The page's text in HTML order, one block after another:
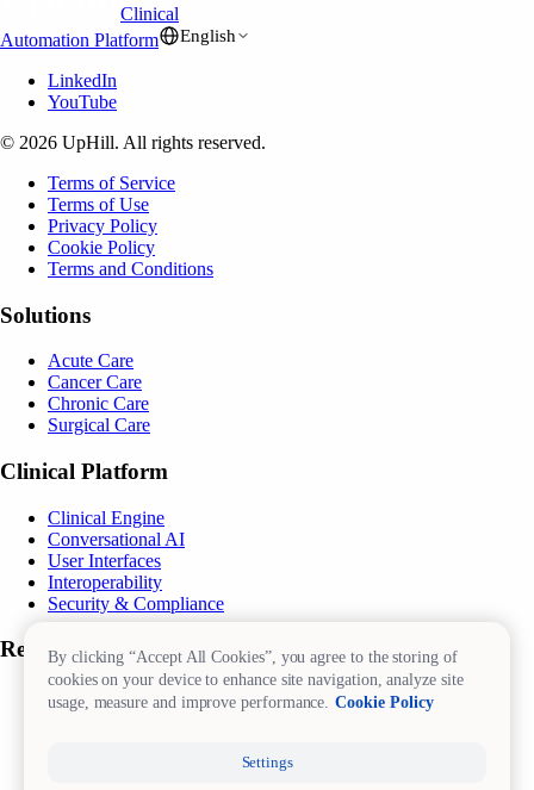
Clinical
Automation Platform
English
LinkedIn
YouTube
© 2026 UpHill. All rights reserved.
Terms of Service
Terms of Use
Privacy Policy
Cookie Policy
Terms and Conditions
Solutions
Acute Care
Cancer Care
Chronic Care
Surgical Care
Clinical Platform
Clinical Engine
Conversational AI
User Interfaces
Interoperability
Security & Compliance
Resources
Blog
eBooks
By clicking “Accept All Cookies”, you agree to the storing of
cookies on your device to enhance site navigation, analyze site
usage, measure and improve performance. Cookie Policy
Settings